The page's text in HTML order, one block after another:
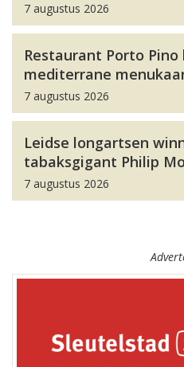
7 augustus 2026
Restaurant Porto
mediterrane
7 augustus 2026
Leidse longartsen
tabaksgigant Philip
7 augustus 2026